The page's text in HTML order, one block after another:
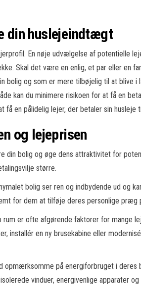
din huslejeindtægt
En nøje udvælgelse af potentielle
Skal det være en enlig, et par eller en
bolig og som er mere tilbøjelig til at
kan du minimere risikoen for at få en
en pålidelig lejer, der betaler sin husleje
og lejeprisen
bolig og øge dens attraktivitet for
større.
bolig ser ren og indbydende ud og
for dem at tilføje deres personlige præg
er ofte afgørende faktorer for mange
installér en ny brusekabine eller
på energiforbruget i
vinduer, energivenlige apparater